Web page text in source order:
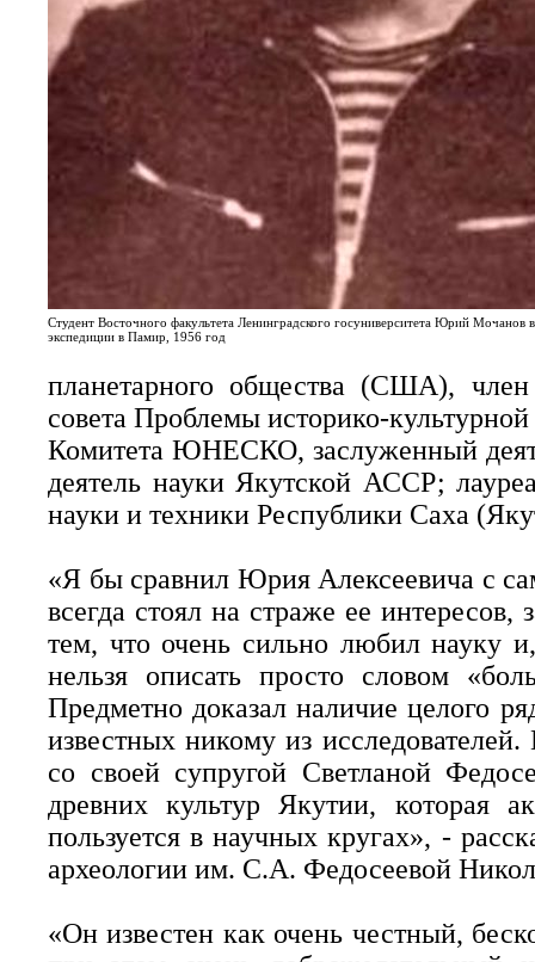
Студент Восточного факультета Ленинградского госуниверситета Юрий Мочанов
экспедиции в Памир, 1956 год
планетарного общества (США),
совета Проблемы историко-
Комитета ЮНЕСКО, заслуженный
деятель науки Якутской АССР;
науки и техники Республики Саха
«Я бы сравнил Юрия Алексеевича с
всегда стоял на страже ее
тем, что очень сильно любил науку
нельзя описать просто словом
Предметно доказал наличие целого
известных никому из
со своей супругой Светланой
древних культур Якутии, которая
пользуется в научных кругах», -
археологии им. С.А. Федосеевой
«Он известен как очень честный,